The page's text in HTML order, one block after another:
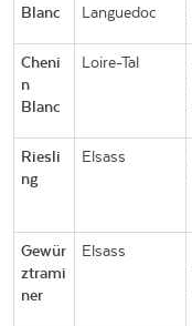
Blanc
Languedoc
Cheni
n
Blanc
Loire-Tal
Riesli
ng
Elsass
Gewür
ztrami
ner
Elsass